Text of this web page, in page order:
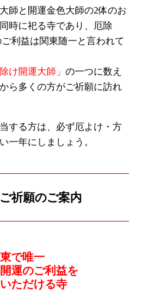
師と開運金色大師の2体のお
時に祀る寺であり、厄除
利益は関東随一と言われて
け開運大師」の一つに数え
ら多くの方がご祈願に訪れ
する方は、必ず厄よけ・方
一年にしましょう。
祈願のご案内
で唯一
運のご利益を
ただける寺